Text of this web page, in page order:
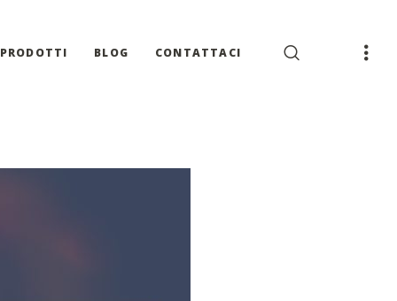
PRODOTTI BLOG CONTATTACI